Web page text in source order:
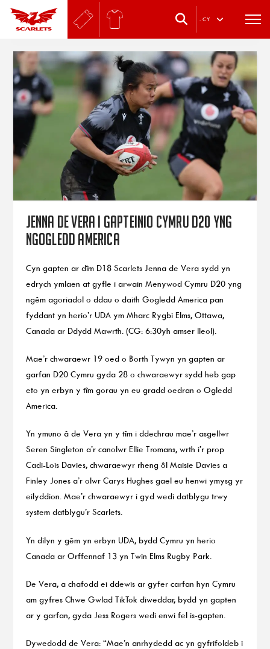
. CY
Jenna de Vera i gapteinio Cymru D20 yng
Ngogledd America
Cyn gapten ar dîm D18 Scarlets Jenna de Vera sydd yn
edrych ymlaen at gyfle i arwain Menywod Cymru D20 yng
ngêm agoriadol o ddau o daith Gogledd America pan
fyddant yn herio’r UDA ym Mharc Rygbi Elms, Ottawa,
Canada ar Ddydd Mawrth. (CG: 6:30yh amser lleol).
Mae’r chwaraewr 19 oed o Borth Tywyn yn gapten ar
garfan D20 Cymru gyda 28 o chwaraewyr sydd heb gap
eto yn erbyn y tîm gorau yn eu gradd oedran o Ogledd
America.
Yn ymuno â de Vera yn y tîm i ddechrau mae’r asgellwr
Seren Singleton a’r canolwr Ellie Tromans, wrth i’r prop
Cadi-Lois Davies, chwaraewyr rheng ôl Maisie Davies a
Finley Jones a’r olwr Carys Hughes gael eu henwi ymysg yr
eilyddion. Mae’r chwaraewyr i gyd wedi datblygu trwy
system datblygu’r Scarlets.
Yn dilyn y gêm yn erbyn UDA, bydd Cymru yn herio
Canada ar Orffennaf 13 yn Twin Elms Rugby Park.
De Vera, a chafodd ei ddewis ar gyfer carfan hyn Cymru
am gyfres Chwe Gwlad TikTok diweddar, bydd yn gapten
ar y garfan, gyda Jess Rogers wedi enwi fel is-gapten.
Dywedodd de Vera: “Mae’n anrhydedd ac yn gyfrifoldeb i